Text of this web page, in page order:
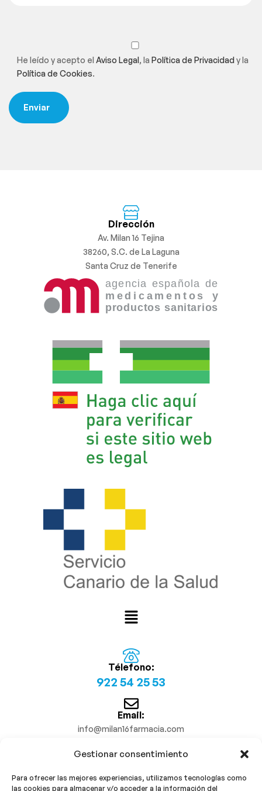
Gestionar consentimiento
Para ofrecer las mejores experiencias, utilizamos tecnologías como
las cookies para almacenar y/o acceder a la información del
He leído y acepto el Aviso Legal, la Política de Privacidady la
Política de Cookies.
Dirección
Av. Milan 16 Tejina
38260, S.C. de La Laguna
Santa Cruz de Tenerife
Télefono:
922 54 25 53
Email:
info@milan16farmacia.com
¡Síguenos!